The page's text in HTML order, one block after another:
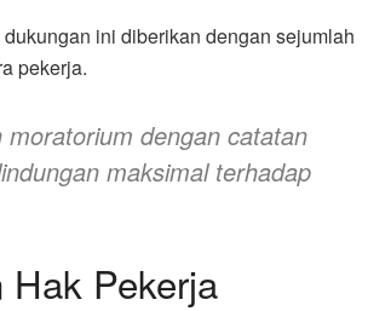
ini diberikan dengan sejumlah
pekerja.
moratorium dengan catatan
maksimal terhadap
Pekerja